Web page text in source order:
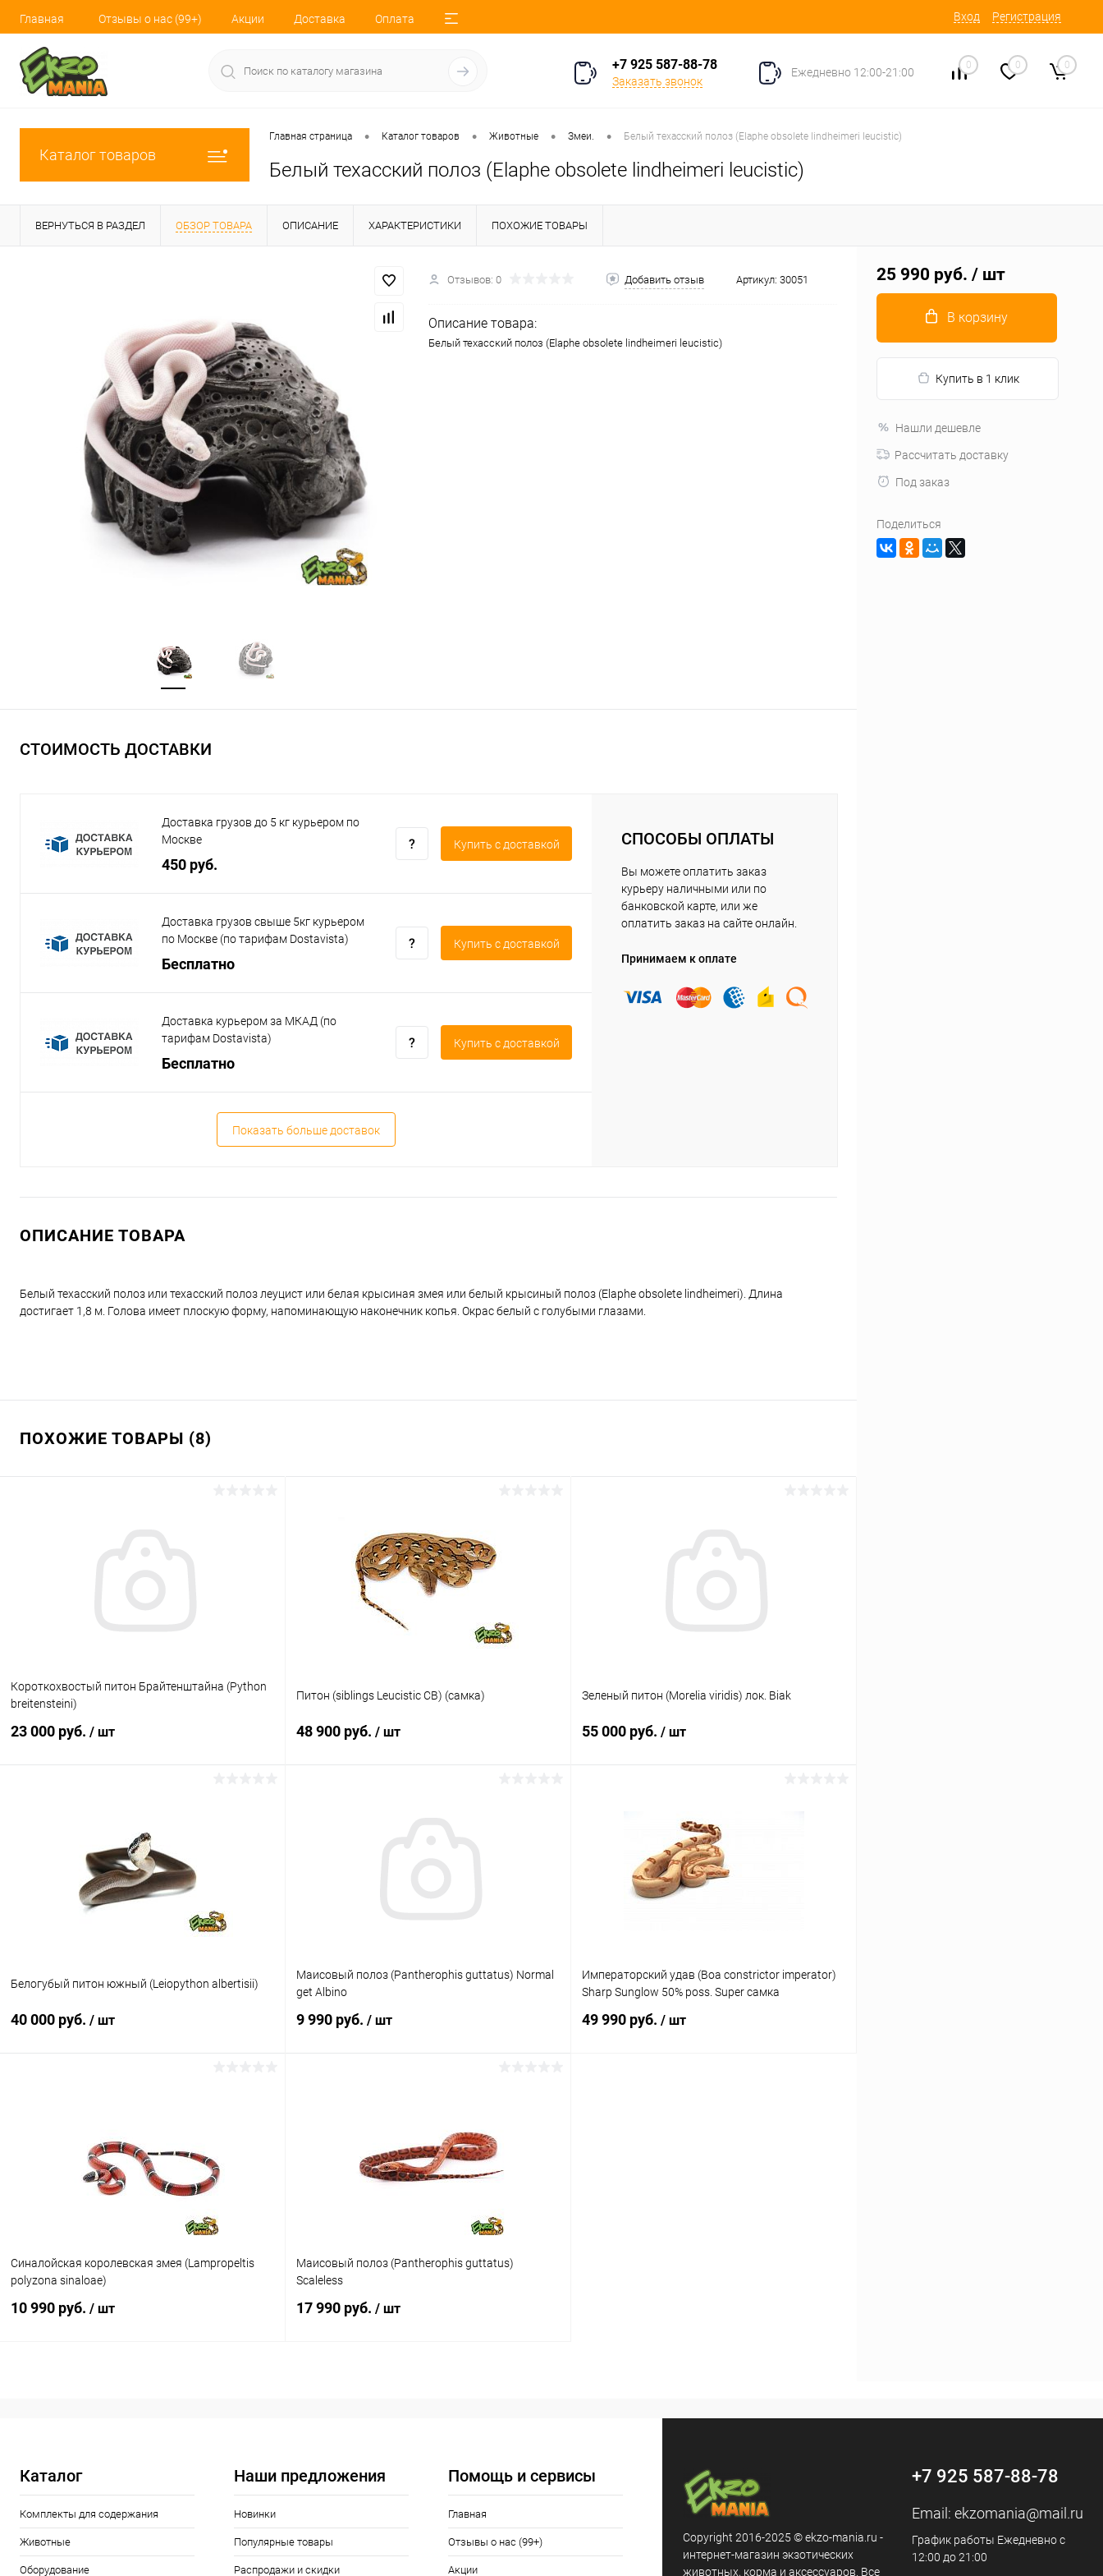
Главная Отзывы о нас (99+) Акции Доставка Оплата Вход Регистрация
+7 925 587-88-78
Заказать звонок
Ежедневно 12:00-21:00
0 0 0
Каталог товаров
Главная страница • Каталог товаров • Животные • Змеи. • Белый техасский полоз (Elaphe obsolete lindheimeri leucistic)
Белый техасский полоз (Elaphe obsolete lindheimeri leucistic)
ВЕРНУТЬСЯ В РАЗДЕЛ ОБЗОР ТОВАРА ОПИСАНИЕ ХАРАКТЕРИСТИКИ ПОХОЖИЕ ТОВАРЫ
Отзывов: 0 Добавить отзыв Артикул: 30051
Описание товара:
Белый техасский полоз (Elaphe obsolete lindheimeri leucistic)
СТОИМОСТЬ ДОСТАВКИ
Доставка грузов до 5 кг курьером по
Москве
450 руб.
Купить c доставкой
Доставка грузов свыше 5кг курьером
по Москве (по тарифам Dostavista)
Бесплатно
Купить c доставкой
Доставка курьером за МКАД (по
тарифам Dostavista)
Бесплатно
Купить c доставкой
Показать больше доставок
СПОСОБЫ ОПЛАТЫ
Вы можете оплатить заказ
курьеру наличными или по
банковской карте, или же
оплатить заказ на сайте онлайн.
Принимаем к оплате
ОПИСАНИЕ ТОВАРА
Белый техасский полоз или техасский полоз леуцист или белая крысиная змея или белый крысиный полоз (Elaphe obsolete lindheimeri). Длина
достигает 1,8 м. Голова имеет плоскую форму, напоминающую наконечник копья. Окрас белый с голубыми глазами.
ПОХОЖИЕ ТОВАРЫ (8)
Короткохвостый питон Брайтенштайна (Python
breitensteini)
23 000 руб. / шт
В избранное Под заказ
Питон (siblings Leucistic CB) (самка)
48 900 руб. / шт
Зеленый питон (Morelia viridis) лок. Biak
55 000 руб. / шт
Купить в 1 клик
В избранное
Белогубый питон южный (Leiopython albertisii)
40 000 руб. / шт
В избранное В наличии
Маисовый полоз (Pantherophis guttatus) Normal
get Albino
9 990 руб. / шт
Сравнение
В избранное В наличии
Императорский удав (Boa constrictor imperator)
Sharp Sunglow 50% poss. Super самка
49 990 руб. / шт
Синалойская королевская змея (Lampropeltis
polyzona sinaloae)
10 990 руб. / шт
Маисовый полоз (Pantherophis guttatus)
Scaleless
17 990 руб. / шт
25 990 руб. / шт
В корзину
Купить в 1 клик
Нашли дешевле
Рассчитать доставку
Под заказ
Поделиться
Каталог
Комплекты для содержания
Животные
Оборудование
Наши предложения
Новинки
Популярные товары
Распродажи и скидки
Помощь и сервисы
Главная
Отзывы о нас (99+)
Акции
Copyright 2016-2025 © ekzo-mania.ru -
интернет-магазин экзотических
животных, корма и аксессуаров. Все
+7 925 587-88-78
Email: ekzomania@mail.ru
График работы Ежедневно с
12:00 до 21:00